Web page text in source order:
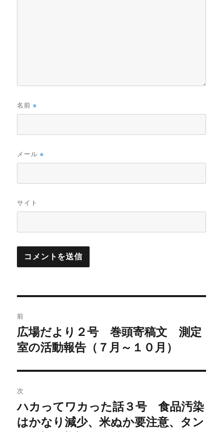
名前※
メール※
サイト
稿
ナ
ビ
ゲ
ー
前
前
の
稿:
広場だより２号 巻頭寄稿文 測定
室の活動報告（７月～１０月）
次
次
の
ハカってワカった話３号 食品汚染
はかなり減少、米ぬか要注意、タン